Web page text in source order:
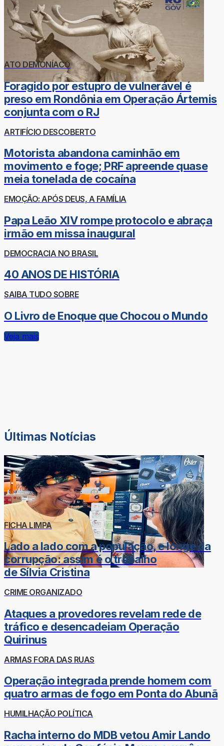
ATO DEMONÍACO
Foragido por estupro de vulnerável é
preso em Rondônia em Operação Ártemis
conjunta com o RJ
ARTIFÍCIO DESCOBERTO
Motorista abandona caminhão em
movimento e foge; PRF apreende quase
meia tonelada de cocaína
EMOÇÃO: APÓS DEUS, A FAMÍLIA
Papa Leão XIV rompe protocolo e abraça
irmão em missa inaugural
DEMOCRACIA NO BRASIL
40 ANOS DE HISTÓRIA
SAIBA TUDO SOBRE
O Livro de Enoque que Chocou o Mundo
Veja mais
Últimas Notícias
FICHA LIMPA
Lado a lado com a população, e longe da
corrupção: assim é o trabalho
de Sílvia Cristina
CRIME ORGANIZADO
Ataques a provedores revelam rede de
tráfico e desencadeiam Operação
Quirinus
ARMAS FORA DAS RUAS
Operação integrada prende homem com
quatro armas de fogo em Ponta do Abunã
HUMILHAÇÃO POLÍTICA
Racha interno do MDB vetou Amir Lando